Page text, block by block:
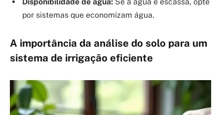
por sistemas que economizam água.
A importância da análise do solo para um
sistema de irrigação eficiente